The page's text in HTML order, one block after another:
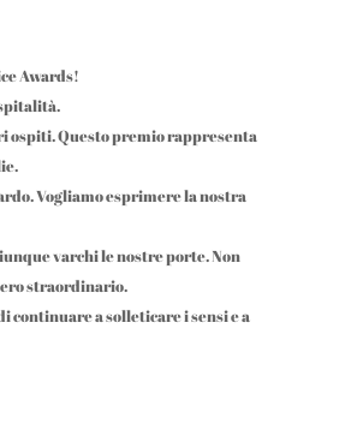
Awards!
ospiti. Questo premio rappresenta
Vogliamo esprimere la nostra
varchi le nostre porte. Non
straordinario.
a solleticare i sensi e a